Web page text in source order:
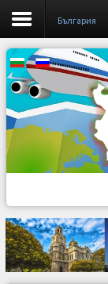
България